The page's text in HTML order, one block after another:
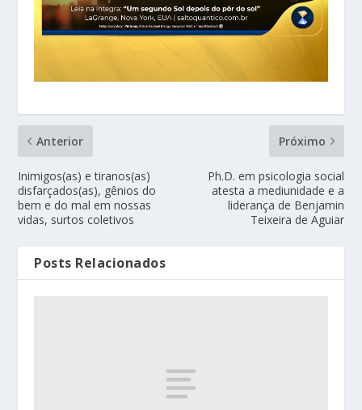
Anterior
Inimigos(as) e tiranos(as)
disfarçados(as), gênios do
bem e do mal em nossas
vidas, surtos coletivos
Próximo
Ph.D. em psicologia social
atesta a mediunidade e a
liderança de Benjamin
Teixeira de Aguiar
Posts Relacionados